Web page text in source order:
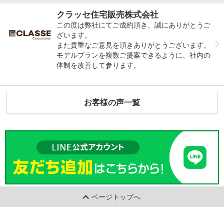
クラッセ住宅販売株式会社
この度は弊社にてご成約頂き、誠にありがとうご
ざいます。
また貴重なご意見を頂きありがとうございます。
モデルプランを複数ご提案できるように、社内の
体制を改善して参ります。
お客様の声一覧
ページトップへ